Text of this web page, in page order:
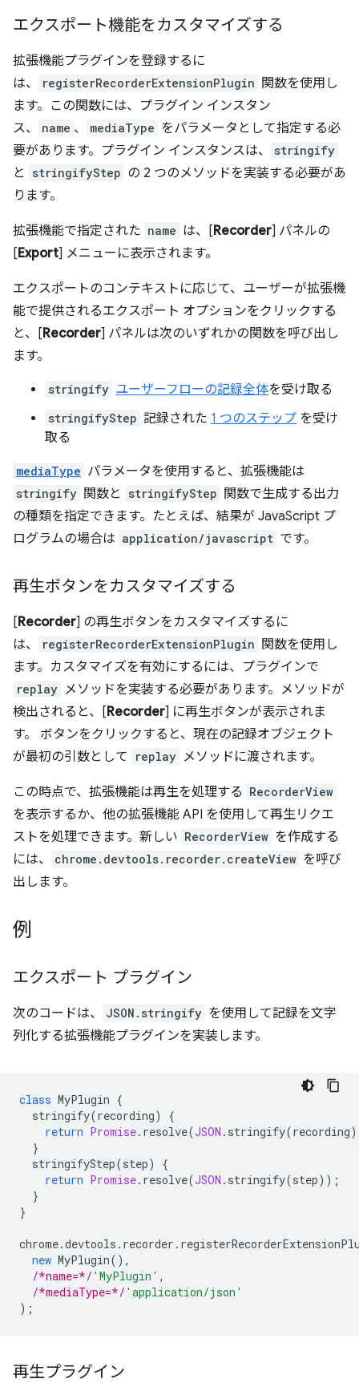
エクスポート機能をカスタマイズする
拡張機能プラグインを登録するに
は、
registerRecorderExtensionPlugin 関数を使用し
ます。この関数には、プラグイン インスタン
ス、
name 、 mediaType をパラメータとして指定する必
要があります。プラグイン インスタンスは、
stringify
と stringifyStep の 2 つのメソッドを実装する必要があ
ります。
拡張機能で指定された name は、[Recorder] パネルの
[Export] メニューに表示されます。
エクスポートのコンテキストに応じて、ユーザーが拡張機
能で提供されるエクスポート オプションをクリックする
と、[Recorder] パネルは次のいずれかの関数を呼び出し
ます。
stringify ユーザーフローの記録全体を受け取る
stringifyStep 記録された 1 つのステップ を受け
取る
mediaType パラメータを使用すると、拡張機能は
stringify 関数と stringifyStep 関数で生成する出力
の種類を指定できます。たとえば、結果が JavaScript プ
ログラムの場合は application/javascript です。
再生ボタンをカスタマイズする
[Recorder] の再生ボタンをカスタマイズするに
は、
registerRecorderExtensionPlugin 関数を使用し
ます。カスタマイズを有効にするには、プラグインで
replay メソッドを実装する必要があります。メソッドが
検出されると、[Recorder] に再生ボタンが表示されま
す。 ボタンをクリックすると、現在の記録オブジェクト
が最初の引数として
replay メソッドに渡されます。
この時点で、拡張機能は再生を処理する RecorderView
を表示するか、他の拡張機能 API を使用して再生リクエ
ストを処理できます。新しい RecorderView を作成する
には、
chrome.devtools.recorder.createView を呼び
出します。
例
エクスポート プラグイン
次のコードは、 JSON.stringify を使用して記録を文字
列化する拡張機能プラグインを実装します。
class MyPlugin {
stringify(recording)
{
return Promise. resolve(JSON . stringify(recording
}
stringifyStep(step)
{
return Promise. resolve(JSON . stringify(step));
}
}
chrome.devtools . recorder .
new MyPlugin(),
/*name=*/ 'MyPlugin' ,
/*mediaType=*/ 'application/json'
);
再生プラグイン